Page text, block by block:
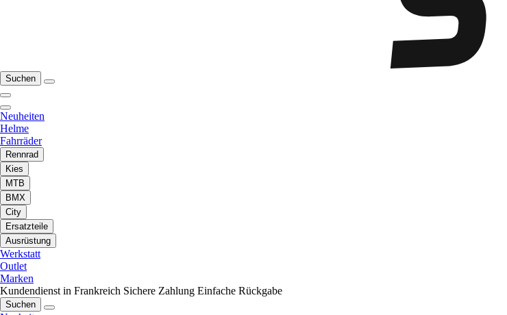
Suchen
Neuheiten
Helme
Fahrräder
Rennrad
Kies
MTB
BMX
City
Ersatzteile
Ausrüstung
Werkstatt
Outlet
Marken
Kundendienst in Frankreich Sichere Zahlung Einfache Rückgabe
Suchen